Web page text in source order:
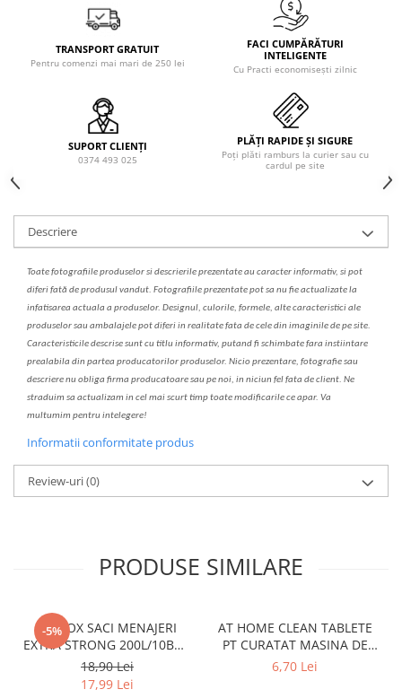
TRANSPORT GRATUIT
Pentru comenzi mai mari de 250 lei
FACI CUMPĂRĂTURI
INTELIGENTE
Cu Practi economisești zilnic
SUPORT CLIENȚI
0374 493 025
PLĂȚI RAPIDE ȘI SIGURE
Poți plăti ramburs la curier sau cu
cardul pe site
Descriere
Toate fotografiile produselorsidescrierileprezentate au caracter informativ, si pot
diferi fată de produsul vandut. Fotografiile prezentate pot sa nu fie actualizate la
infatisarea actuala a produselor. Designul, culorile, formele, alte caracteristici ale
produselor sau ambalajele pot diferi in realitate fata de cele din imaginile de pe site.
Caracteristicile descrise sunt cu titlu informativ, putand fi schimbate fara instiintare
prealabila din partea producatorilor produselor. Nicio prezentare, fotografie sau
descriere nu obliga firma producatoare sau pe noi, in niciun fel fata de client. Ne
straduim sa actualizam in cel mai scurt timp toate modificarile ce apar. Va
multumim pentru intelegere!
Informatii conformitate produs
Review-uri(0)
PRODUSE SIMILARE
-5%
CLINOX SACI MENAJERI
EXTRA STRONG 200L/10BUC
LDPE NEGRI (90*122CM)
ETICHETA MOV
18,90 Lei
17,99 Lei
AT HOME CLEAN TABLETE
PT CURATAT MASINA DE
SPALAT VASE 2*40GR
6,70 Lei